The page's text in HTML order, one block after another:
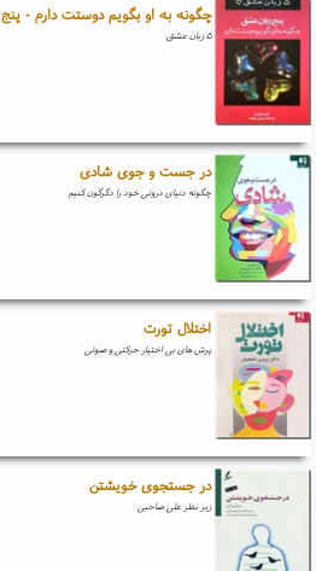
چگونه به او بگویم دوستت دارم -
۵ زبان عشق
در جست و جوی شادی
چگونه دنیای درونی خود را دگرگون کنیم
اختلال تورت
پرش های بی اختیار حرکتی و صوتی
در جستجوی خویشتن
زیر نظر علی صاحبی